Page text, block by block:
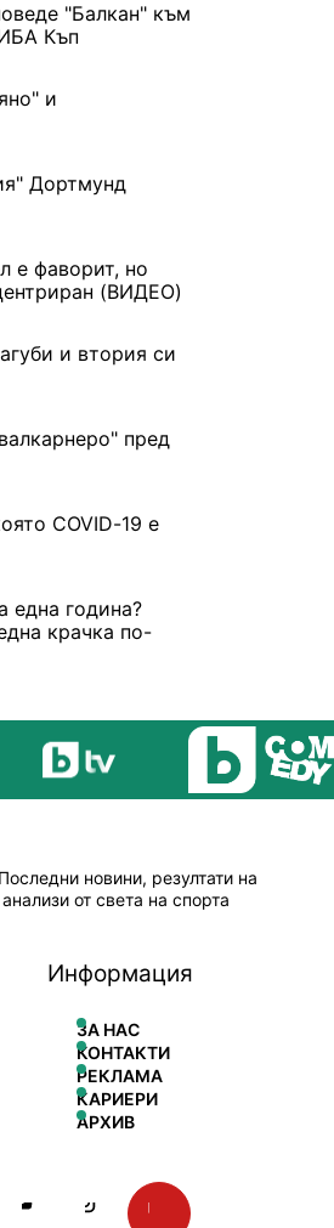
"Балкан" към
Къп
и
Дортмунд
е фаворит, но
(ВИДЕО)
и втория си
пред
COVID-19 e
една година?
крачка по-
новини, резултати на
от света на спорта
Информация
ЗА НАС
КОНТАКТИ
РЕКЛАМА
КАРИЕРИ
АРХИВ